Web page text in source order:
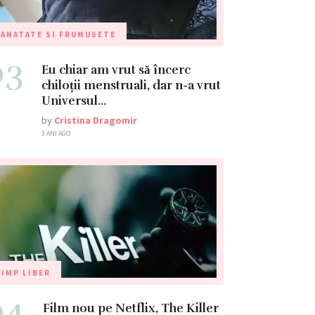
SI FRUMUSETE
Eu chiar am vrut să încerc
chiloții menstruali, dar n-a vrut
Universul…
by Cristina Dragomir
3 ANI AGO
LIBER
Film nou pe Netflix, The Killer